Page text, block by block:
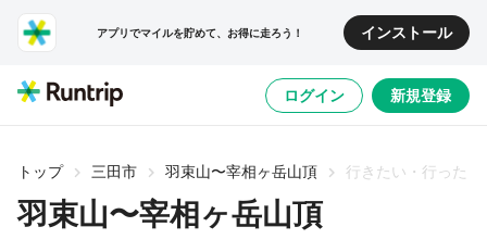
アプリでマイルを貯めて、お得に走ろう！ インストール
ログイン 新規登録
トップ 三田市 羽束山〜宰相ヶ岳山頂 行きたい・行った
羽束山〜宰相ヶ岳山頂